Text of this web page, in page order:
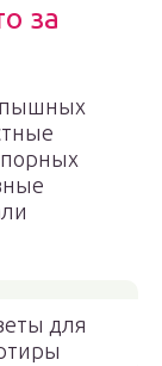
за
пышных
для